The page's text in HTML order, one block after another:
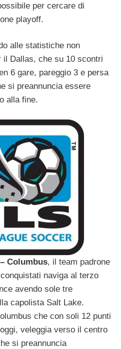
per cercare di
playoff.
alle statistiche non
il Dallas, che su 10 scontri
6 gare, pareggio 3 e persa
si preannuncia essere
alla fine.
Columbus, il team padrone
naviga al terzo
avendo sole tre
capolista Salt Lake.
che con soli 12 punti
veleggia verso il centro
si preannuncia